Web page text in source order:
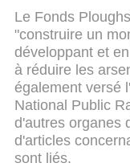
Le Fonds
"construire un
développant et
à réduire les
également versé
National Public
d'autres organes
d'articles
sont liés.